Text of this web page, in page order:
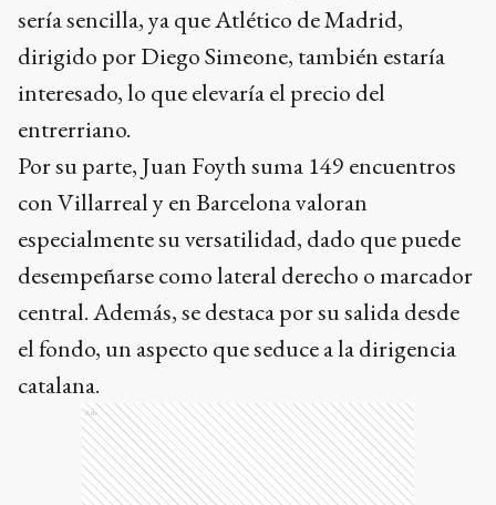
sería sencilla, ya que Atlético de Madrid,
dirigido por Diego Simeone, también estaría
interesado, lo que elevaría el precio del
entrerriano.
Por su parte, Juan Foyth suma 149 encuentros
con Villarreal y en Barcelona valoran
especialmente su versatilidad, dado que puede
desempeñarse como lateral derecho o marcador
central. Además, se destaca por su salida desde
el fondo, un aspecto que seduce a la dirigencia
catalana.
Ads